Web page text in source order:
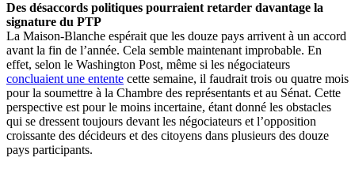
Des désaccords politiques pourraient retarder davantage la
signature du PTP
La Maison-Blanche espérait que les douze pays arrivent à un accord
avant la fin de l’année. Cela semble maintenant improbable. En
effet, selon le Washington Post, même si les négociateurs
concluaient une entente cette semaine, il faudrait trois ou quatre mois
pour la soumettre à la Chambre des représentants et au Sénat. Cette
perspective est pour le moins incertaine, étant donné les obstacles
qui se dressent toujours devant les négociateurs et l’opposition
croissante des décideurs et des citoyens dans plusieurs des douze
pays participants.